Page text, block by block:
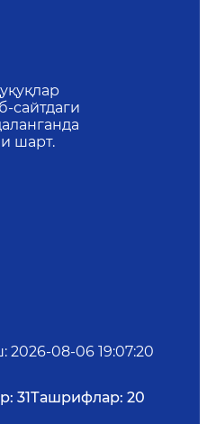
сайтдаги
шарт.
: 2026-08-06 19:07:20
31Ташрифлар: 20